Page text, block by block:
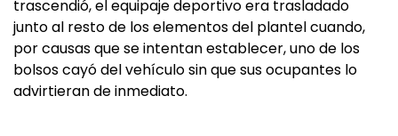
trascendió, el equipaje deportivo era trasladado
junto al resto de los elementos del plantel cuando,
por causas que se intentan establecer, uno de los
bolsos cayó del vehículo sin que sus ocupantes lo
advirtieran de inmediato.